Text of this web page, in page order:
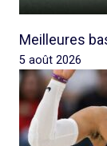
Meilleures
5 août 2026